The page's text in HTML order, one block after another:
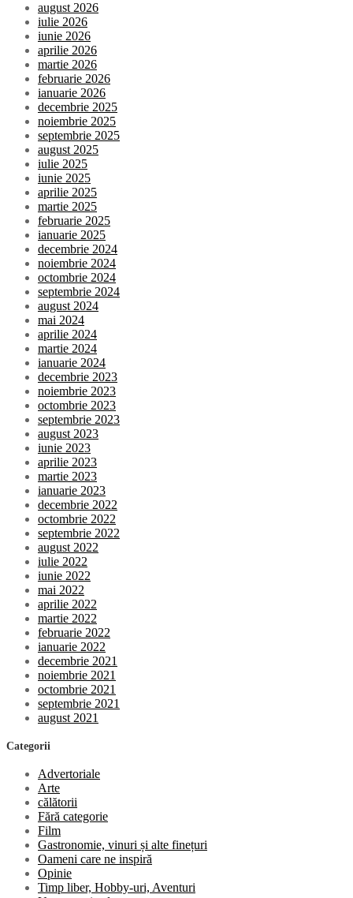
august 2026
iulie 2026
iunie 2026
aprilie 2026
martie 2026
februarie 2026
ianuarie 2026
decembrie 2025
noiembrie 2025
septembrie 2025
august 2025
iulie 2025
iunie 2025
aprilie 2025
martie 2025
februarie 2025
ianuarie 2025
decembrie 2024
noiembrie 2024
octombrie 2024
septembrie 2024
august 2024
mai 2024
aprilie 2024
martie 2024
ianuarie 2024
decembrie 2023
noiembrie 2023
octombrie 2023
septembrie 2023
august 2023
iunie 2023
aprilie 2023
martie 2023
ianuarie 2023
decembrie 2022
octombrie 2022
septembrie 2022
august 2022
iulie 2022
iunie 2022
mai 2022
aprilie 2022
martie 2022
februarie 2022
ianuarie 2022
decembrie 2021
noiembrie 2021
octombrie 2021
septembrie 2021
august 2021
Categorii
Advertoriale
Arte
călătorii
Fără categorie
Film
Gastronomie, vinuri și alte finețuri
Oameni care ne inspiră
Opinie
Timp liber, Hobby-uri, Aventuri